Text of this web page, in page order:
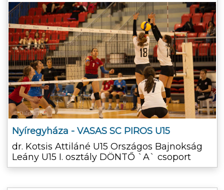
Nyíregyháza - VASAS SC PIROS U15
dr. Kotsis Attiláné U15 Országos Bajnokság
Leány U15 I. osztály DÖNTŐ `A` csoport